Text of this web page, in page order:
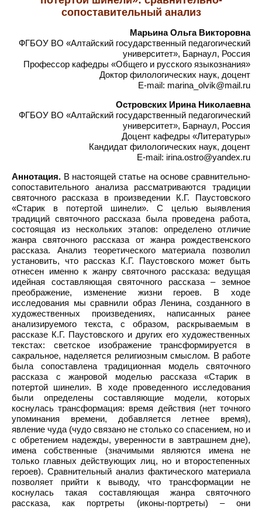
сопоставительный анализ
Марьина Ольга Викторовна
ФГБОУ ВО «Алтайский государственный педагогический
университет», Барнаул, Россия
Профессор кафедры «Общего и русского языкознания»
Доктор филологических наук, доцент
E-mail: marina_olvik@mail.ru
Островских Ирина Николаевна
ФГБОУ ВО «Алтайский государственный педагогический
университет», Барнаул, Россия
Доцент кафедры «Литературы»
Кандидат филологических наук, доцент
E-mail: irina.ostro@yandex.ru
Аннотация. В настоящей статье на основе сравнительно-
сопоставительного анализа рассматриваются традиции
святочного рассказа в произведении К.Г. Паустовского
«Старик в потертой шинели». С целью выявления
традиций святочного рассказа была проведена работа,
состоящая из нескольких этапов: определено отличие
жанра святочного рассказа от жанра рождественского
рассказа. Анализ теоретического материала позволил
установить, что рассказ К.Г. Паустовского может быть
отнесен именно к жанру святочного рассказа: ведущая
идейная составляющая святочного рассказа – земное
преображение, изменение жизни героев. В ходе
исследования мы сравнили образ Ленина, созданного в
художественных произведениях, написанных ранее
анализируемого текста, с образом, раскрываемым в
рассказе К.Г. Паустовского и других его художественных
текстах: светское изображение трансформируется в
сакральное, наделяется религиозным смыслом. В работе
была сопоставлена традиционная модель святочного
рассказа с жанровой моделью рассказа «Старик в
потертой шинели». В ходе проведенного исследования
были определены составляющие модели, которых
коснулась трансформация: время действия (нет точного
упоминания времени, добавляется летнее время),
явление чуда (чудо связано не столько со спасением, но и
с обретением надежды, уверенности в завтрашнем дне),
имена собственные (значимыми являются имена не
только главных действующих лиц, но и второстепенных
героев). Сравнительный анализ фактического материала
позволяет прийти к выводу, что трансформации не
коснулась такая составляющая жанра святочного
рассказа, как портреты (иконы-портреты) – они